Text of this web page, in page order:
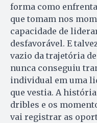
forma como
que tomam nos
capacidade de
desfavorável. E
vazio da trajetória
nunca conseguiu
individual em uma
que vestia. A
dribles e os
vai registrar as